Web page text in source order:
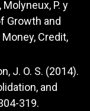
Molyneux, P. y
Growth and
Credit,
J. O. S. (2014).
and
319.